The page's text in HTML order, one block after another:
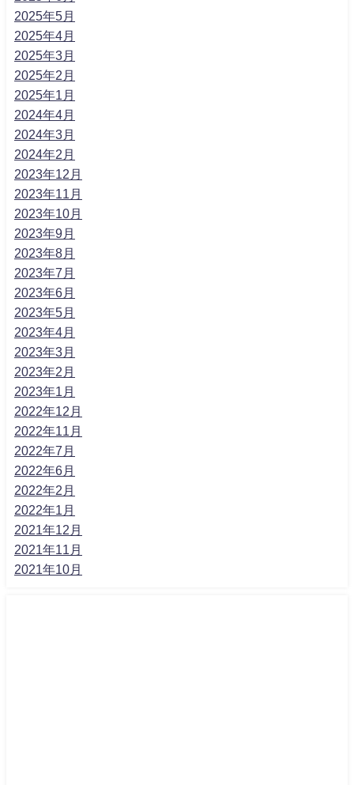
2025年5月
2025年4月
2025年3月
2025年2月
2025年1月
2024年4月
2024年3月
2024年2月
2023年12月
2023年11月
2023年10月
2023年9月
2023年8月
2023年7月
2023年6月
2023年5月
2023年4月
2023年3月
2023年2月
2023年1月
2022年12月
2022年11月
2022年7月
2022年6月
2022年2月
2022年1月
2021年12月
2021年11月
2021年10月